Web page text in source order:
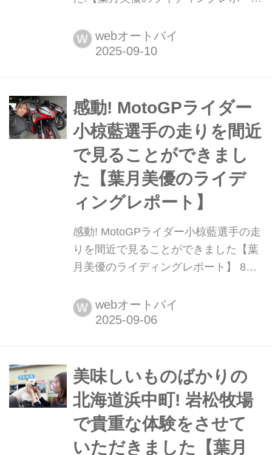
ーティング×クシタニ プロデイとい
う、アプリリアとクシタニのミーティ
りを生で見ることができたお話をしま
した。今回は私自身が走ったレポート
をします。(前回のレポートはこちらで
す)
W webオートバイ
感動! MotoGPライダー
小椋藍選手の走りを間近
で見ることができまし
た【葉月美優のライデ
ィングレポート】
感動! MotoGPライダー小椋藍選手の走
りを間近で見ることができました【葉
月美優のライディングレポート】 8月4
×クシタニ プロデイという、アプリリ
アとクシタニのミーティングがモビリ
W webオートバイ
美味しいものばかりの
北海道浜中町! 岩松牧場
で貴重な体験をさせて
いただきました【葉月